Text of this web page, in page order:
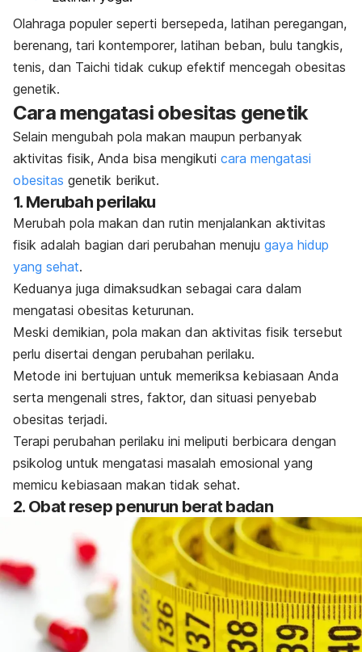
Olahraga populer seperti bersepeda, latihan peregangan,
berenang, tari kontemporer, latihan beban, bulu tangkis,
tenis, dan Taichi tidak cukup efektif mencegah obesitas
genetik.
Cara mengatasi obesitas genetik
Selain mengubah pola makan maupun perbanyak
aktivitas fisik, Anda bisa mengikuti cara mengatasi
obesitas genetik berikut.
1. Merubah perilaku
Merubah pola makan dan rutin menjalankan aktivitas
fisik adalah bagian dari perubahan menuju gaya hidup
yang sehat.
Keduanya juga dimaksudkan sebagai cara dalam
mengatasi obesitas keturunan.
Meski demikian, pola makan dan aktivitas fisik tersebut
perlu disertai dengan perubahan perilaku.
Metode ini bertujuan untuk memeriksa kebiasaan Anda
serta mengenali stres, faktor, dan situasi penyebab
obesitas terjadi.
Terapi perubahan perilaku ini meliputi berbicara dengan
psikolog untuk mengatasi masalah emosional yang
memicu kebiasaan makan tidak sehat.
2. Obat resep penurun berat badan